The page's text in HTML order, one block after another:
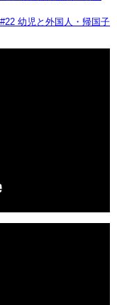
幼児と外国人・帰国子